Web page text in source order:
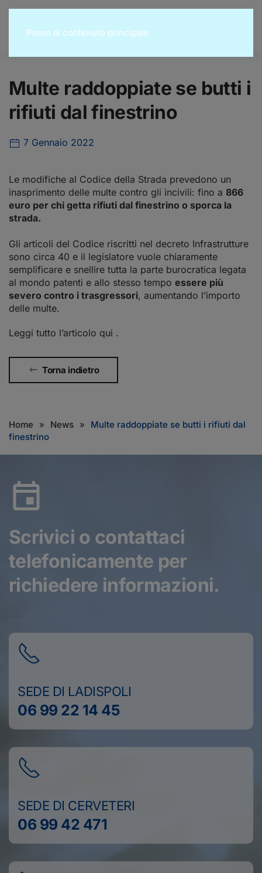
Passa al contenuto principale
Multe raddoppiate se butti i
rifiuti dal finestrino
7 Gennaio 2022
Le modifiche al Codice della Strada prevedono un
inasprimento delle multe contro gli incivili: fino a 866
euro per chi getta rifiuti dal finestrino o sporca la
strada.
Gli articoli del Codice riscritti nel decreto Infrastrutture
sono circa 40 e il legislatore vuole chiaramente
semplificare e snellire tutta la parte burocratica legata
al mondo patenti e allo stesso tempo essere più
severo contro i trasgressori, aumentando l’importo
delle multe.
Leggi tutto l’articolo qui .
Torna indietro
Home News
Multe raddoppiate se butti i rifiuti dal
finestrino
Scrivici o contattaci
telefonicamente per
richiedere informazioni.
SEDE DI LADISPOLI
06 99 22 14 45
SEDE DI CERVETERI
06 99 42 471